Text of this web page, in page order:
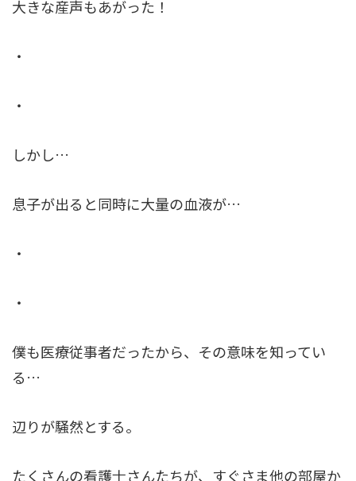
大きな産声もあがった！
・
・
しかし…
息子が出ると同時に大量の血液が…
・
・
僕も医療従事者だったから、その意味を知ってい
る…
辺りが騒然とする。
たくさんの看護士さんたちが、すぐさま他の部屋か